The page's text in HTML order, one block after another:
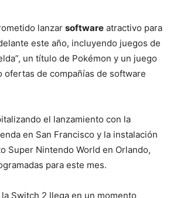
lanzar software atractivo para
este año, incluyendo juegos de
un título de Pokémon y un juego
ofertas de compañías de software
el lanzamiento con la
en San Francisco y la instalación
Super Nintendo World en Orlando,
para este mes.
Switch 2 llega en un momento